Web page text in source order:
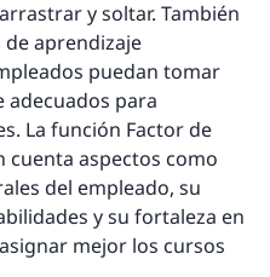
y soltar. También
aprendizaje
puedan tomar
adecuados para
La función Factor de
cuenta aspectos como
del empleado, su
y su fortaleza en
mejor los cursos